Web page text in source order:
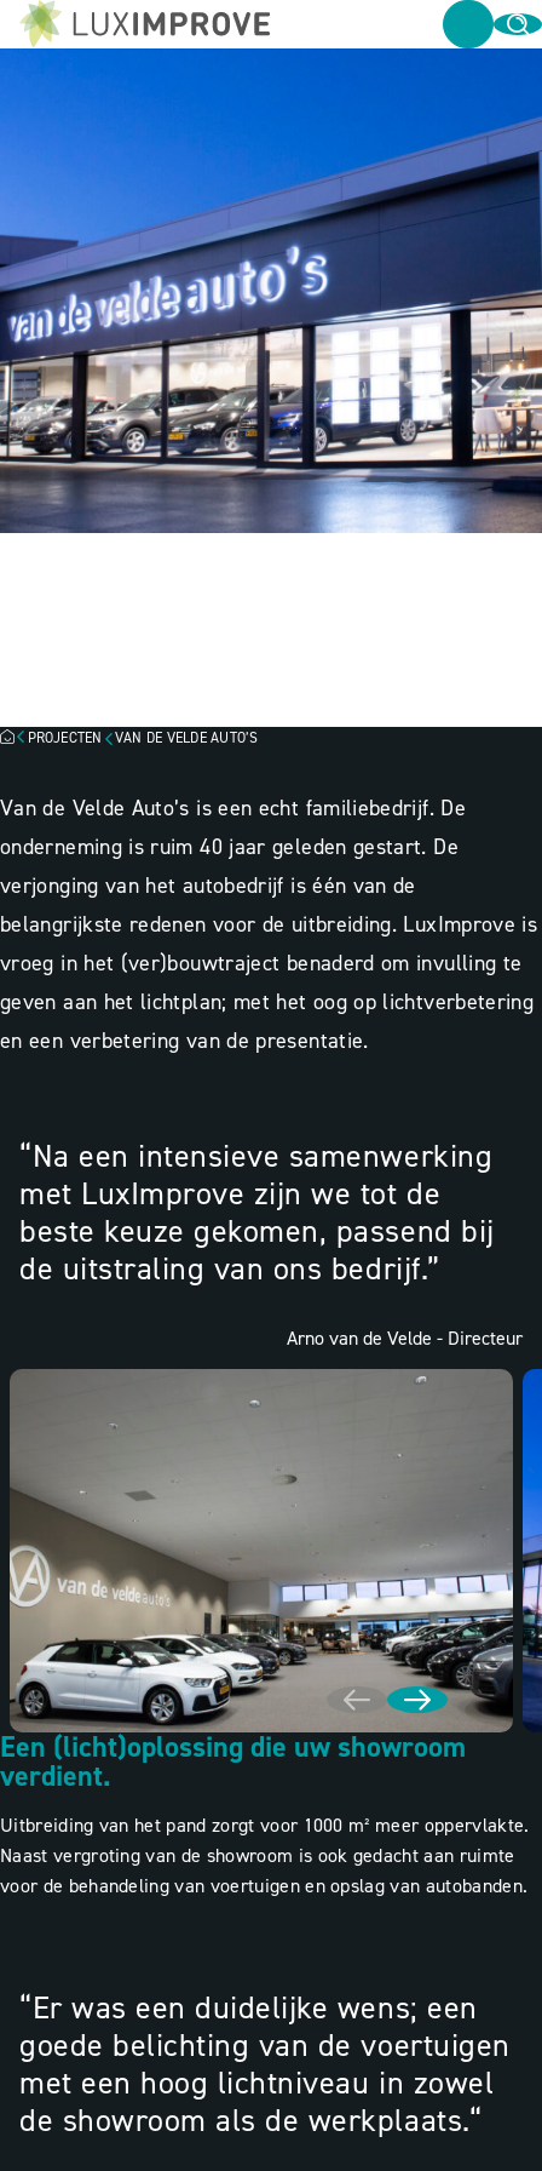
PROJECTEN VAN DE VELDE AUTO’S
Van de Velde Auto’s is een echt familiebedrijf. De
onderneming is ruim 40 jaar geleden gestart. De
verjonging van het autobedrijf is één van de
belangrijkste redenen voor de uitbreiding. LuxImprove is
vroeg in het (ver)bouwtraject benaderd om invulling te
geven aan het lichtplan; met het oog op lichtverbetering
en een verbetering van de presentatie.
“Na een intensieve samenwerking
met LuxImprove zijn we tot de
beste keuze gekomen, passend bij
de uitstraling van ons bedrijf.”
Arno van de Velde - Directeur
Een (licht)oplossing die uw showroom
verdient.
Uitbreiding van het pand zorgt voor 1000 m² meer oppervlakte.
Naast vergroting van de showroom is ook gedacht aan ruimte
voor de behandeling van voertuigen en opslag van autobanden.
“Er was een duidelijke wens; een
goede belichting van de voertuigen
met een hoog lichtniveau in zowel
de showroom als de werkplaats.“